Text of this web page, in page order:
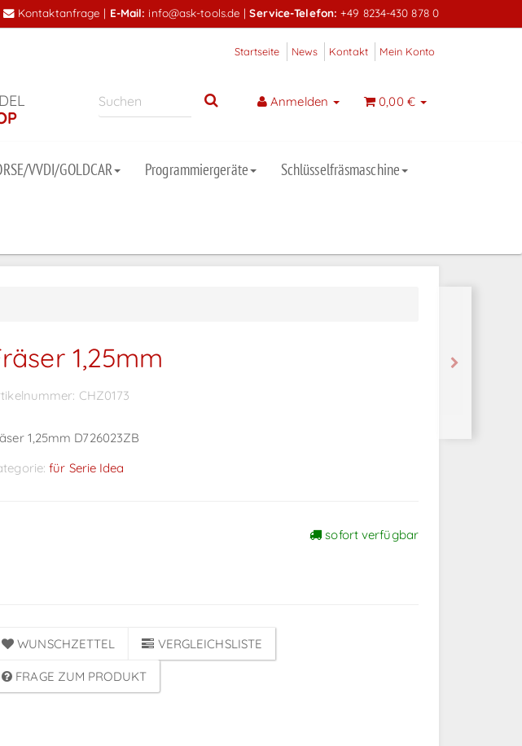
Kontaktanfrage | E-Mail: info@ask-tools.de |Service-Telefon: +49 8234-430 878 0
Startseite News Kontakt Mein Konto
Anmelden 0,00 €
VVDI/GOLDCAR Programmiergeräte Schlüsselfräsmaschine
1,25mm
CHZ0173
1,25mm D726023ZB
für Serie Idea
sofort verfügbar
WUNSCHZETTEL VERGLEICHSLISTE
FRAGE ZUM PRODUKT